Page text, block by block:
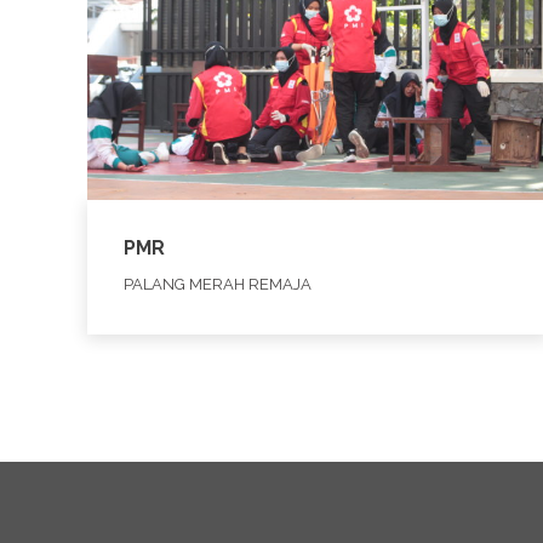
PMR
PALANG MERAH REMAJA